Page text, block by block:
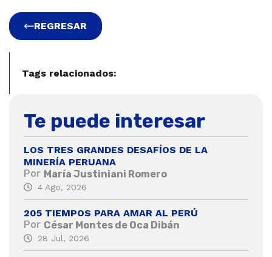
REGRESAR
Tags relacionados:
Te puede interesar
LOS TRES GRANDES DESAFÍOS DE LA
MINERÍA PERUANA
Por María Justiniani Romero
4 Ago, 2026
205 TIEMPOS PARA AMAR AL PERÚ
Por César Montes de Oca Dibán
28 Jul, 2026